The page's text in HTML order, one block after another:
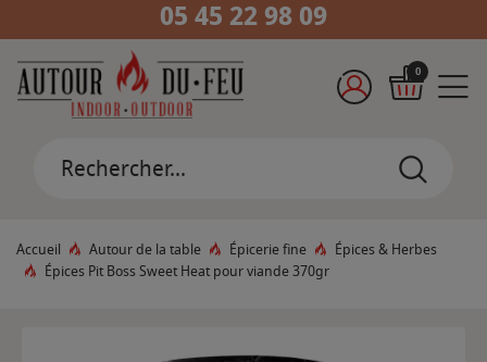
05 45 22 98 09
0
Accueil Autour de la table Épicerie fine
Épices & Herbes
Épices Pit Boss Sweet Heat pour viande 370gr